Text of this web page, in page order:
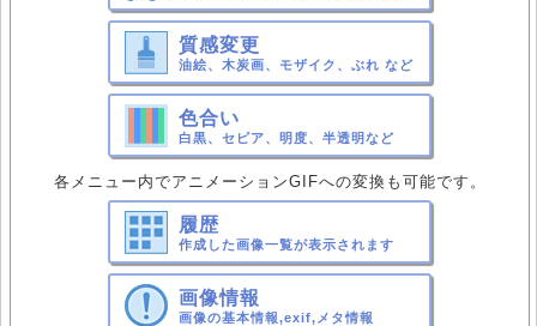
質感変更
油絵、木炭画、モザイク、ぶれ など
色合い
白黒、セピア、明度、半透明など
各メニュー内でアニメーションGIFへの変換も可能です。
履歴
作成した画像一覧が表示されます
画像情報
画像の基本情報,exif,メタ情報